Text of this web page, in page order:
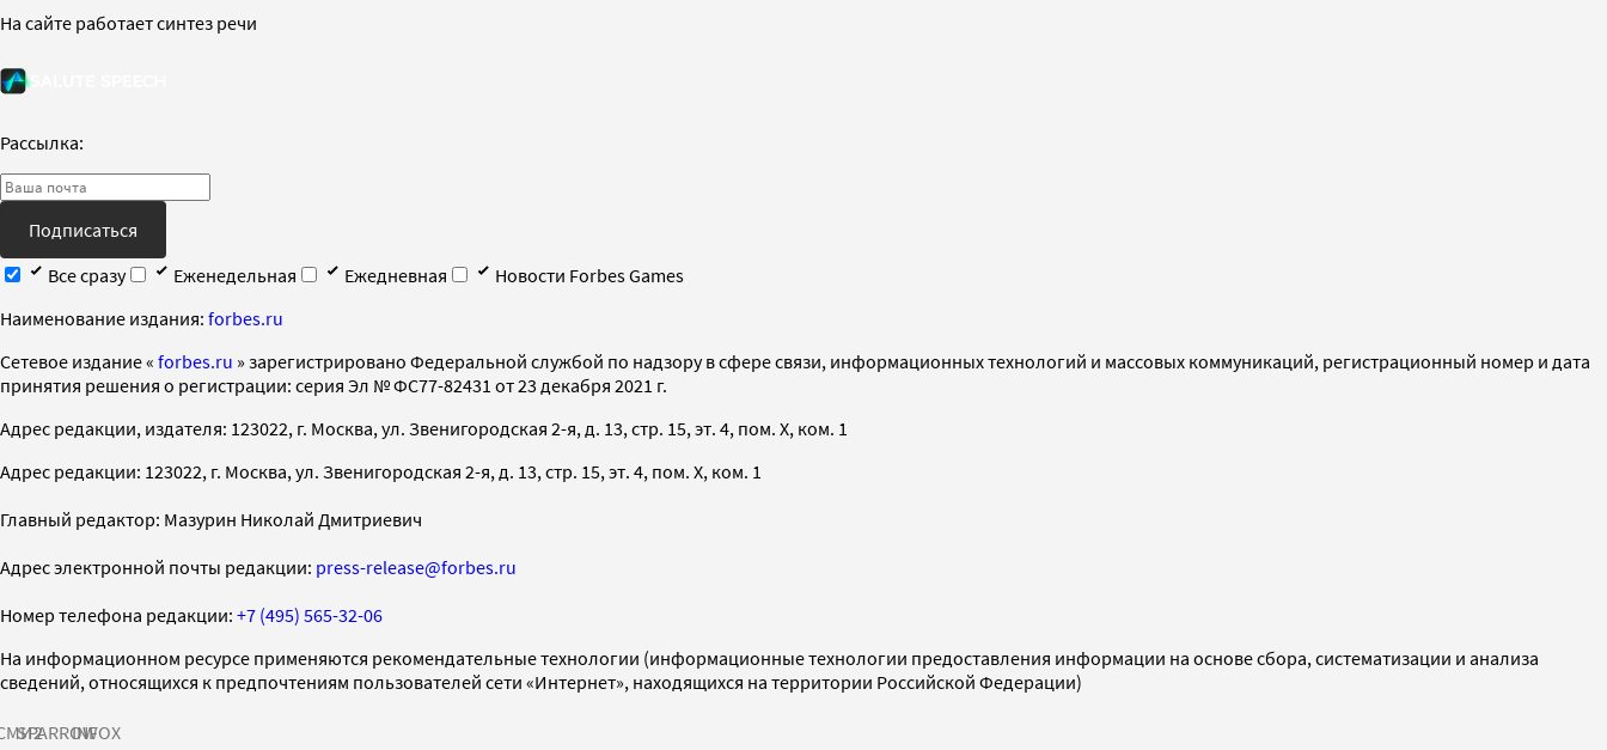
На сайте работает синтез речи
Рассылка:
Подписаться
Все сразу
Еженедельная Ежедневная
Новости Forbes Games
Наименование издания: forbes.ru
Cетевое издание « forbes.ru » зарегистрировано Федеральной службой по надзору в сфере связи, информационных технологий и массовых коммуникаций, регистрационный номер и дата
принятия решения о регистрации: серия Эл № ФС77-82431 от 23 декабря 2021 г.
Адрес редакции, издателя: 123022, г. Москва, ул. Звенигородская 2-я, д. 13, стр. 15, эт. 4, пом. X, ком. 1
Адрес редакции: 123022, г. Москва, ул. Звенигородская 2-я, д. 13, стр. 15, эт. 4, пом. X, ком. 1
Главный редактор: Мазурин Николай Дмитриевич
Адрес электронной почты редакции: press-release@forbes.ru
Номер телефона редакции: +7 (495) 565-32-06
На информационном ресурсе применяются рекомендательные технологии (информационные технологии предоставления информации на основе сбора, систематизации и анализа
сведений, относящихся к предпочтениям пользователей сети «Интернет», находящихся на территории Российской Федерации)
SPARROWINFOX